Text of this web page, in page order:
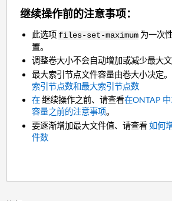
继续操作前的注意事项：
此选项 files-set-maximum 为一次
置。
调整卷大小不会自动增加或减少最大文
最大索引节点文件容量由卷大小决定。
索引节点数和最大索引节点数
在继续操作之前、请查看在ONTAP
容量之前的注意事项。
要逐渐增加最大文件值、请查看如何
件数